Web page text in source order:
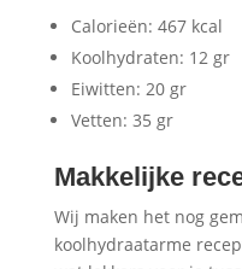
Calorieën: 467 kcal
Koolhydraten: 12 gr
Eiwitten: 20 gr
Vetten: 35 gr
Makkelijke
Wij maken het nog
koolhydraatarme